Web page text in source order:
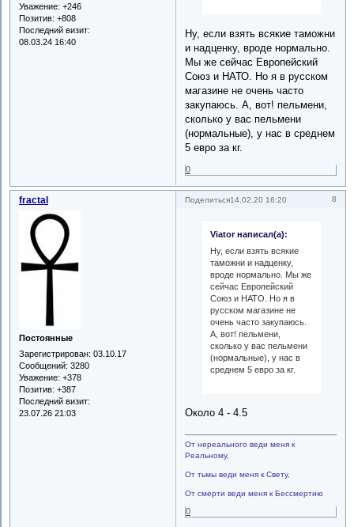
Уважение: +246
Позитив: +808
Последний визит:
08.03.24 16:40
Ну, если взять всякие таможни
и надценку, вроде нормально.
Мы же сейчас Европейский
Союз и НАТО. Но я в русском
магазине не очень часто
закупаюсь. А, вот! пельмени,
сколько у вас пельмени
(нормальные), у нас в среднем
5 евро за кг.
0
Поделиться 8
14.02.20 16:20
fractal
Постоянные
Зарегистрирован: 03.10.17
Сообщений: 3280
Уважение: +378
Позитив: +387
Последний визит:
23.07.26 21:03
Viator написал(а):
Ну, если взять всякие
таможни и надценку,
вроде нормально. Мы же
сейчас Европейский
Союз и НАТО. Но я в
русском магазине не
очень часто закупаюсь.
А, вот! пельмени,
сколько у вас пельмени
(нормальные), у нас в
среднем 5 евро за кг.
Около 4 - 4.5
От нереального веди меня к
Реальному,
От тьмы веди меня к Свету,
От смерти веди меня к Бессмертию
0